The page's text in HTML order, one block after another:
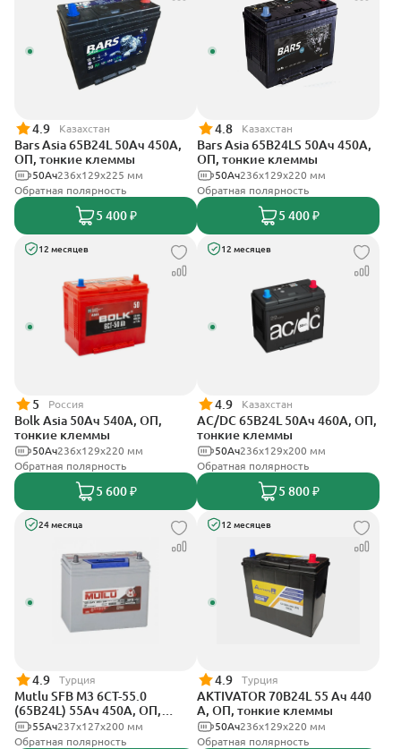
4.9 Казахстан
Bars Asia 65B24L 50Ач 450А,
ОП, тонкие клеммы
236х129х225 мм
50Ач
Обратная полярность
5 400 ₽
4.8 Казахстан
Bars Asia 65B24LS 50Ач 450А,
ОП, тонкие клеммы
236х129х220 мм
50Ач
Обратная полярность
5 400 ₽
12 месяцев
5 Россия
Bolk Asia 50Ач 540А, ОП,
тонкие клеммы
236х129х220 мм
50Ач
Обратная полярность
5 600 ₽
12 месяцев
4.9 Казахстан
AC/DC 65B24L 50Ач 460А, ОП,
тонкие клеммы
236x129x200 мм
50Ач
Обратная полярность
5 800 ₽
24 месяца
4.9 Турция
Mutlu SFB M3 6СТ-55.0
(65B24L) 55Ач 450А, ОП,
тонкие клеммы
237х127х200 мм
55Ач
Обратная полярность
12 месяцев
4.9 Турция
AKTIVATOR 70B24L 55 Ач 440
А, ОП, тонкие клеммы
236x129x220 мм
50Ач
Обратная полярность